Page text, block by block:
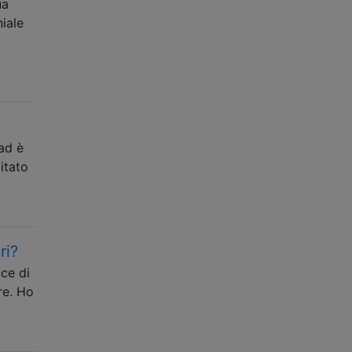
è
di
Ho